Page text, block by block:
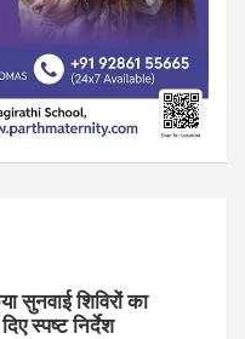
सुनवाई शिविरों का
स्पष्ट निर्देश